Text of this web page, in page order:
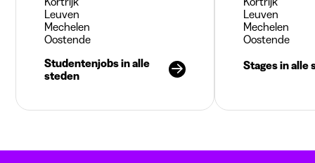
Leuven
Mechelen
Oostende
Studentenjobs in alle
steden
Leuven
Mechelen
Oostende
Stages in alle